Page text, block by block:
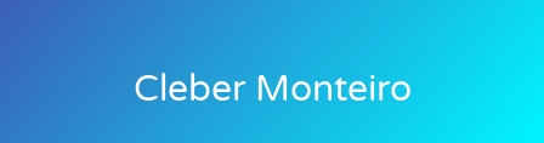
Cleber Monteiro